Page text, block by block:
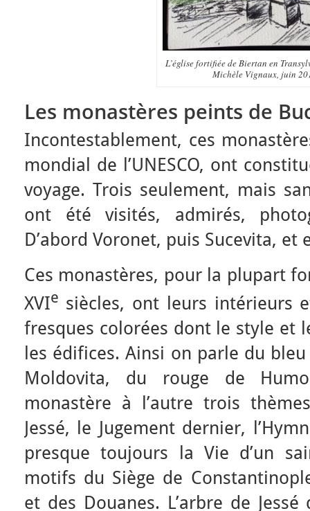
L’église fortifiée de Biertan en
Michèle Vignaux, juin
Les monastères peints de
Incontestablement, ces
mondial de l’UNESCO, ont
voyage. Trois seulement, mais
ont été visités, admirés,
D’abord Voronet, puis Sucevita,
Ces monastères, pour la plupart
XVIe siècles, ont leurs intérieurs
fresques colorées dont le style et
les édifices. Ainsi on parle du
Moldovita, du rouge de
monastère à l’autre trois
Jessé, le Jugement dernier,
presque toujours la Vie d’un
motifs du Siège de
et des Douanes. L’arbre de